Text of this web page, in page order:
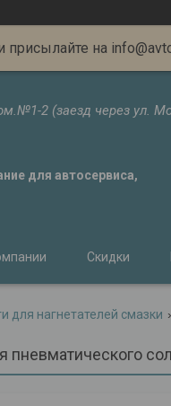
присылайте на
2 (заезд через ул.
для автосервиса,
Скидки
для нагнетателей смазки